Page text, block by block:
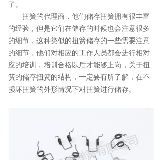
了。
扭簧的代理商，他们储存扭簧拥有很丰富
的经验，但是它们在储存的时候也会注意很多
的细节，这种类似的扭簧储存的一些需要注意
的细节，他们对相应的工作人员都会进行相对
应的培训，培训合格以后才能够上岗，关于扭
簧的储存扭簧的结构，一定要有所了解，在不
损坏扭簧的外形情况下对扭簧进行储存。